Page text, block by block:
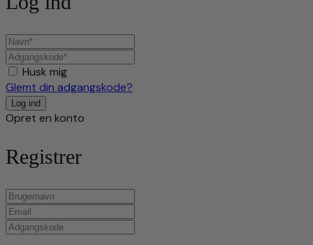
Husk mig
Glemt din adgangskode?
Opret en konto
Registrer